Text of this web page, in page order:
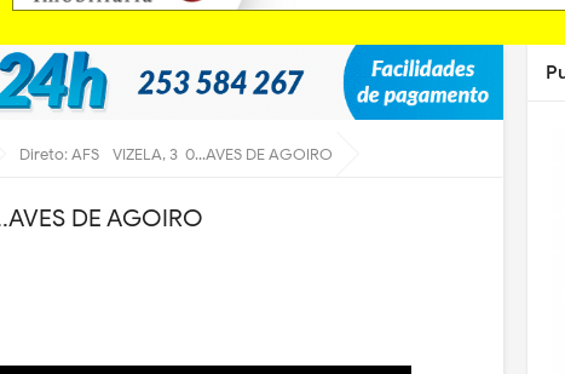
Direto: AFS - VIZELA, 3-0...AVES DE AGOIRO
DE AGOIRO